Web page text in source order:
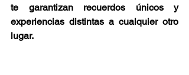
te garantizan recuerdos únicos y
experiencias distintas a cualquier otro
lugar.